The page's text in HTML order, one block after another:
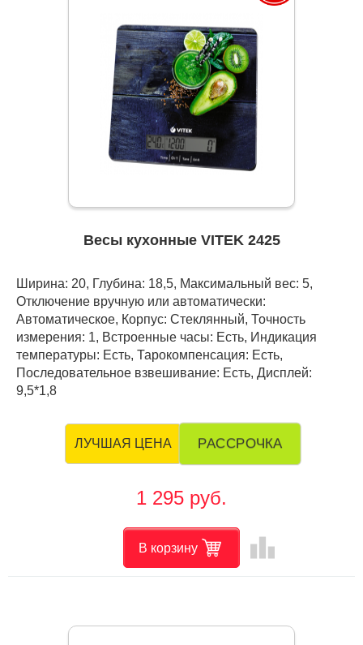
Весы кухонные VITEK 2425
Ширина: 20, Глубина: 18,5, Максимальный вес: 5,
Отключение вручную или автоматически:
Автоматическое, Корпус: Стеклянный, Точность
измерения: 1, Встроенные часы: Есть, Индикация
температуры: Есть, Тарокомпенсация: Есть,
Последовательное взвешивание: Есть, Дисплей:
9,5*1,8
ЛУЧШАЯ ЦЕНА РАССРОЧКА
1 295 руб.
В корзину leaderboard